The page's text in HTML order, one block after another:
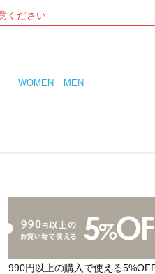
ください
WOMEN MEN
990円以上の購入で使える